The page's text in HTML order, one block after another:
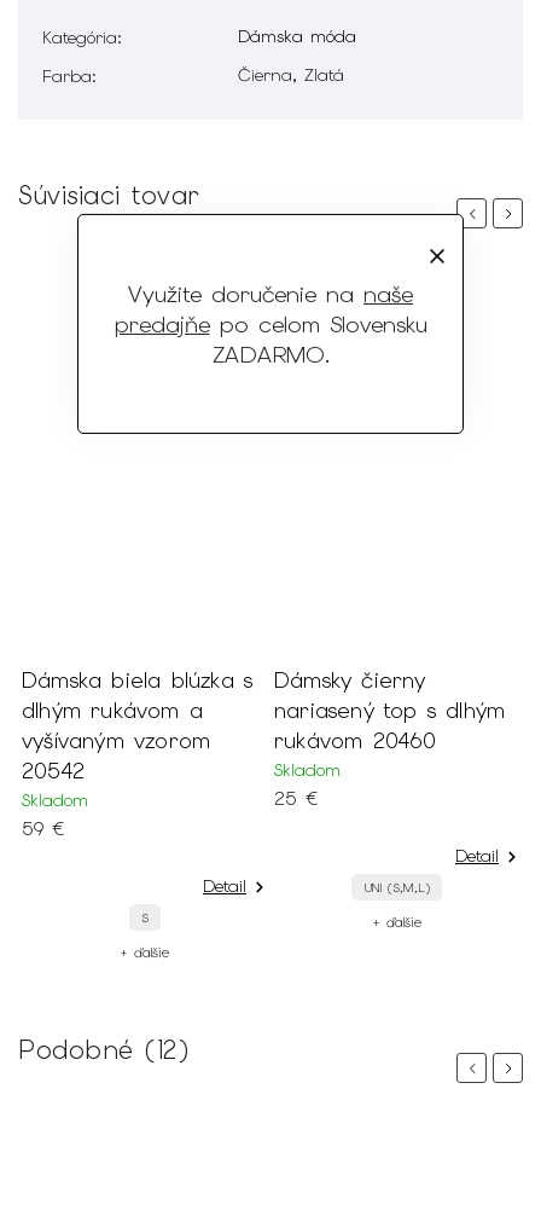
Využite doručenie na naše
predajňepo celom Slovensku
ZADARMO.
Kategória:
Dámska móda
Farba: Čierna, Zlatá
Súvisiaci tovar
Previous
Dámska biela blúzka s
dlhým rukávom a
vyšívaným vzorom
20542
Skladom
59 €
Detail
S
+ ďalšie
Dámsky čierny
nariasený top s dlhým
rukávom 20460
Skladom
25 €
Detail
UNI (S,M,L)
+ ďalšie
Next
Podobné (12)
PreviousNext